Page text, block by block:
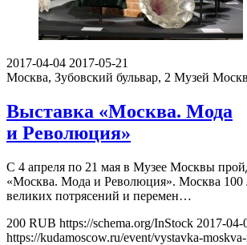
2017-04-04 2017-05-21
Москва, Зубовский бульвар, 2 Музей
Выставка «Москва. Мода
и Революция»
С 4 апреля по 21 мая в Музее Москвы
«Москва. Мода и Революция». Москва 100
великих потрясений и перемен…
200 RUB https://schema.org/InStock 2017-04-
https://kudamoscow.ru/event/vystavka-